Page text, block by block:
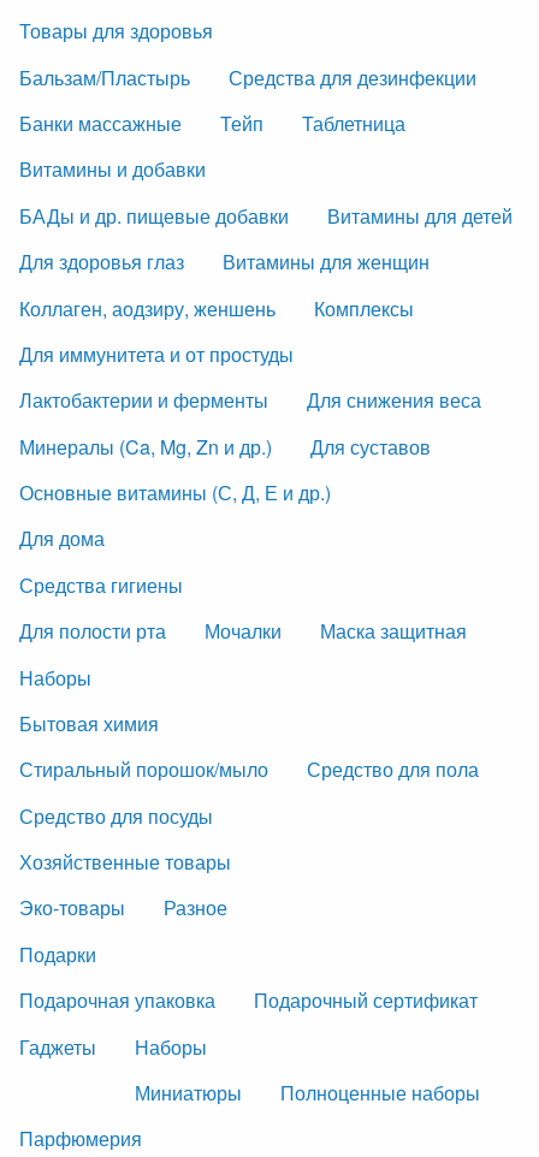
Товары для здоровья
Бальзам/Пластырь
Средства для дезинфекции
Банки массажные
Тейп
Таблетница
Витамины и добавки
БАДы и др. пищевые добавки
Витамины для детей
Для здоровья глаз
Витамины для женщин
Коллаген, аодзиру, женшень
Комплексы
Для иммунитета и от простуды
Лактобактерии и ферменты
Для снижения веса
Минералы (Ca, Mg, Zn и др.)
Для суставов
Основные витамины (С, Д, Е и др.)
Для дома
Средства гигиены
Для полости рта
Мочалки
Маска защитная
Наборы
Бытовая химия
Стиральный порошок/мыло
Средство для пола
Средство для посуды
Хозяйственные товары
Эко-товары
Разное
Подарки
Подарочная упаковка
Подарочный сертификат
Гаджеты
Наборы
Миниатюры
Полноценные наборы
Парфюмерия